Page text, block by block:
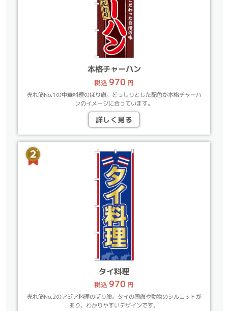
本格チャーハン
税込 970 円
売れ筋No.1の中華料理のぼり旗。どっしりとした配色が本格チャーハ
ンのイメージに合っています。
詳しく見る
タイ料理
税込 970 円
売れ筋No.2のアジア料理のぼり旗。タイの国旗や動物のシルエットが
あり、わかりやすいデザインです。